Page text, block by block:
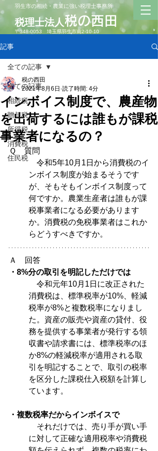
羽生市の相続・農業に強い税理士事務所
税理士法人​税の西田
〒348-0053 埼玉県羽生市南2-10-10
記事
全ての記事
相続税
贈与税
所得税
消費税
住民税
全ての記事
インボイス制度で、農産物
を出荷するには誰もが課税
事業者になるの？
税の西田
2021年8月6日 読了時間: 4分
Ｑ　質問
令和5年10月1日から消費税のイ
ンボイス制度が始まるそうです
が、そもそもインボイス制度って
何ですか。農業生産者は誰もが課
税事業者になる必要があります
か。消費税の免税事業者はこれか
らどうすべきですか。
Ａ　回答
・8%分の取引を明記しただけでは
令和元年10月1日に改正された
消費税は、標準税率が10%、軽減
税率が8%と複数税率になりまし
た。資産の販売や資産の貸付、役
務を提供する事業者が発行する領
収書や請求書には、標準税率のほ
か8%の軽減税率が適用される取
引を明記することで、取引の税率
を区分した課税仕入税額を計算し
ています。
・複数税率だからインボイスで
それだけでは、売り手が買い手
に対して正確な適用税率や消費税